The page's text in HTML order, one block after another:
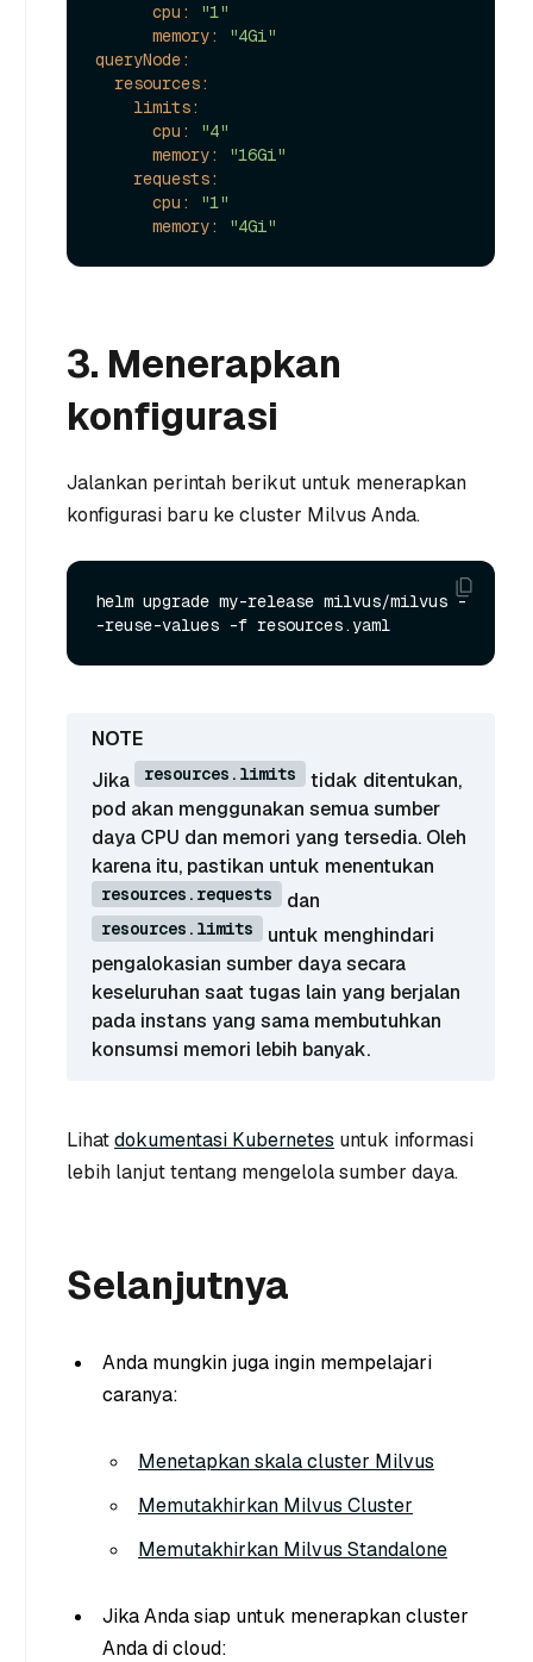
cpu:
"1"
memory:
"4Gi"
queryNode:
resources:
limits:
cpu:
"4"
memory:
"16Gi"
requests:
cpu:
"1"
memory:
"4Gi"
3. Menerapkan
konfigurasi
Jalankan perintah berikut untuk menerapkan
konfigurasi baru ke cluster Milvus Anda.
helm upgrade my-release milvus/milvus -
Jika resources.limits
tidak ditentukan,
pod akan menggunakan semua sumber
daya CPU dan memori yang tersedia. Oleh
karena itu, pastikan untuk menentukan
resources.requests dan
resources.limits
untuk menghindari
pengalokasian sumber daya secara
keseluruhan saat tugas lain yang berjalan
pada instans yang sama membutuhkan
konsumsi memori lebih banyak.
Lihatdokumentasi Kubernetes untuk informasi
lebih lanjut tentang mengelola sumber daya.
Selanjutnya
Anda mungkin juga ingin mempelajari
caranya:
Menetapkan skala cluster Milvus
Memutakhirkan Milvus Cluster
Memutakhirkan Milvus Standalone
Jika Anda siap untuk menerapkan cluster
Anda di cloud: